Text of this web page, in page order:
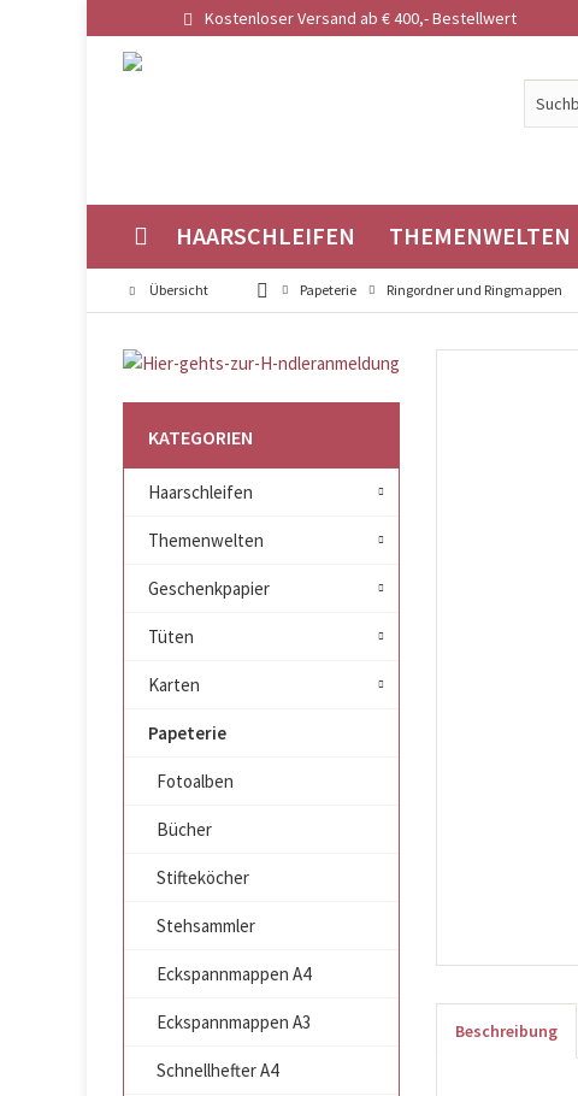
Kostenloser Versand ab € 400,- Bestellwert
HAARSCHLEIFEN THEMENWELTEN
Übersicht Papeterie Ringordner und Ringmappen
KATEGORIEN
Haarschleifen
Themenwelten
Geschenkpapier
Tüten
Karten
Papeterie
Fotoalben
Bücher
Stifteköcher
Stehsammler
Eckspannmappen A4
Eckspannmappen A3
Schnellhefter A4
Beschreibung